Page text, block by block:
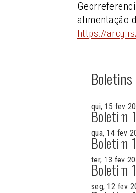
alimentação
https://
qui, 15 fev
Boletim
qua, 14 fev
Boletim
ter, 13 fev
Boletim
seg, 12 fev